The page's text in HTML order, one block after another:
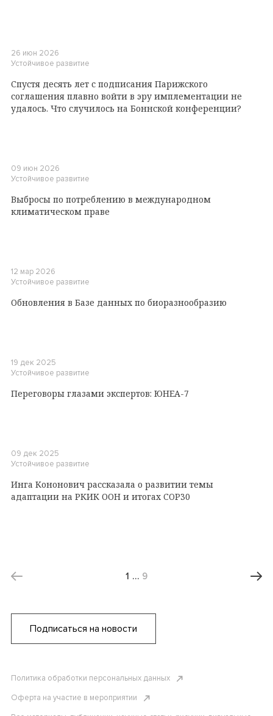
26 июн 2026
Устойчивое развитие
Спустя десять лет с подписания Парижского
соглашения плавно войти в эру имплементации не
удалось. Что случилось на Боннской конференции?
09 июн 2026
Устойчивое развитие
Выбросы по потреблению в международном
климатическом праве
12 мар 2026
Устойчивое развитие
Обновления в Базе данных по биоразнообразию
19 дек 2025
Устойчивое развитие
Переговоры глазами экспертов: ЮНЕА-7
09 дек 2025
Устойчивое развитие
Инга Кононович рассказала о развитии темы
адаптации на РКИК ООН и итогах COP30
1 … 9
Подписаться на новости
Политика обработки персональных данных
Оферта на участие в мероприятии